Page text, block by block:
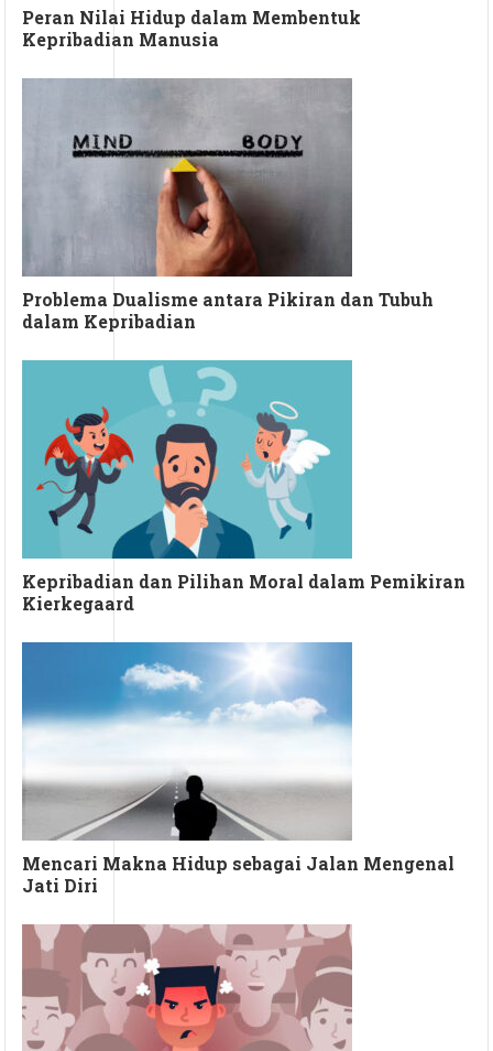
Peran Nilai Hidup dalam Membentuk
Kepribadian Manusia
Problema Dualisme antara Pikiran dan Tubuh
dalam Kepribadian
Kepribadian dan Pilihan Moral dalam Pemikiran
Kierkegaard
Mencari Makna Hidup sebagai Jalan Mengenal
Jati Diri